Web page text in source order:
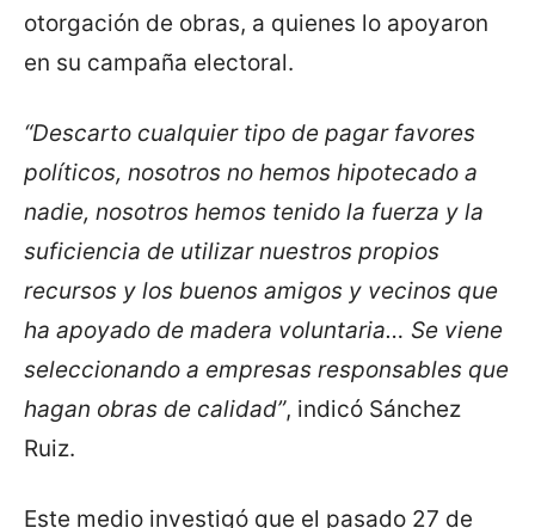
otorgación de obras, a quienes lo apoyaron
en su campaña electoral.
“Descarto cualquier tipo de pagar favores
políticos, nosotros no hemos hipotecado a
nadie, nosotros hemos tenido la fuerza y la
suficiencia de utilizar nuestros propios
recursos y los buenos amigos y vecinos que
ha apoyado de madera voluntaria… Se viene
seleccionando a empresas responsables que
hagan obras de calidad”, indicó Sánchez
Ruiz.
Este medio investigó que el pasado 27 de